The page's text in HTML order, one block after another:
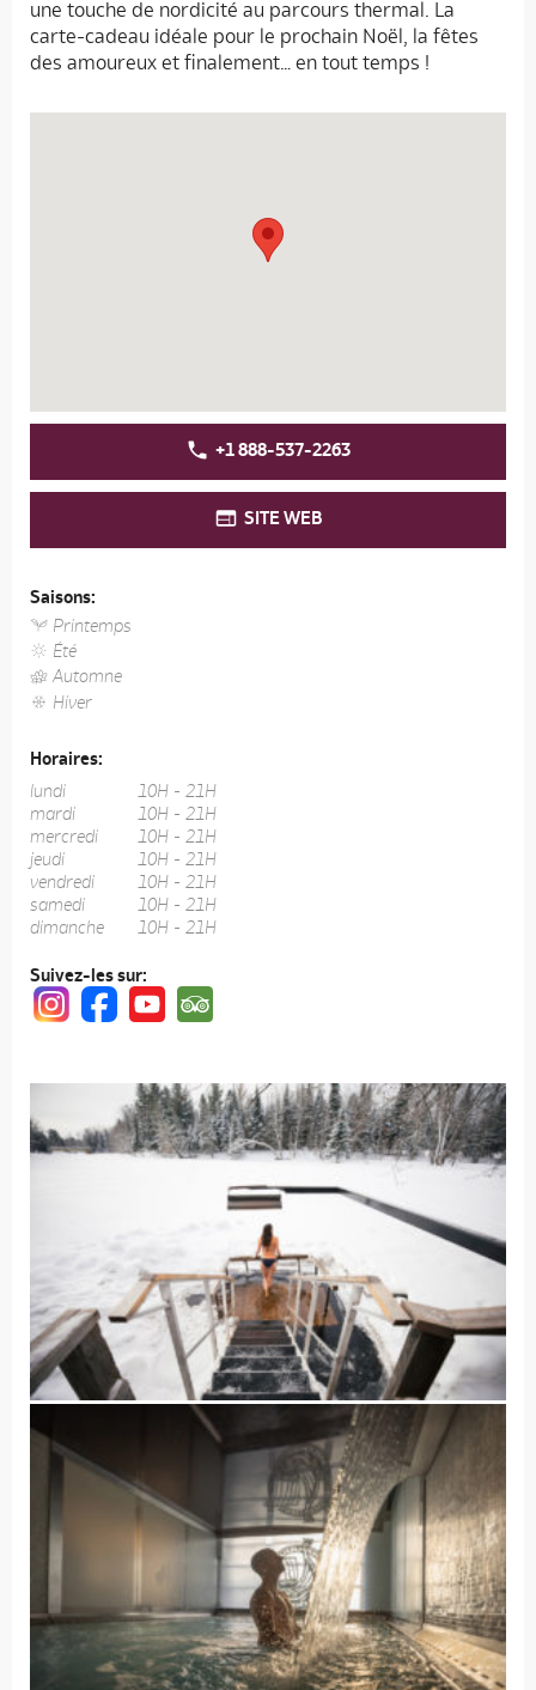
une touche de nordicité au parcours thermal. La
carte-cadeau idéale pour le prochain Noël, la fêtes
des amoureux et finalement… en tout temps !
+1 888-537-2263
SITE WEB
Saisons:
Printemps
Été
Automne
Hiver
Horaires:
lundi
10H - 21H
mardi
10H - 21H
mercredi
10H - 21H
jeudi
10H - 21H
vendredi
10H - 21H
samedi
10H - 21H
dimanche
10H - 21H
Suivez-les sur: